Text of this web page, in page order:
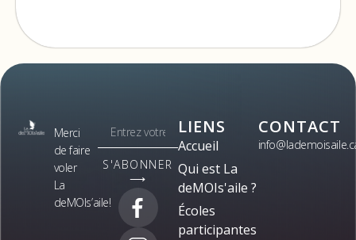
Merci
de faire
voler
La
deMOIs’aile!
S'ABONNER
⟶
LIENS
Accueil
Qui est La
deMOIs'aile ?
Écoles
participantes
CONTACT